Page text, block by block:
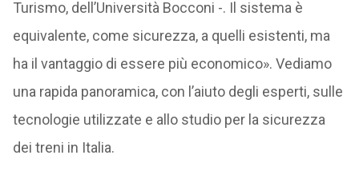
Turismo, dell’Università Bocconi -. Il sistema è
equivalente, come sicurezza, a quelli esistenti, ma
ha il vantaggio di essere più economico». Vediamo
una rapida panoramica, con l’aiuto degli esperti, sulle
tecnologie utilizzate e allo studio per la sicurezza
dei treni in Italia.